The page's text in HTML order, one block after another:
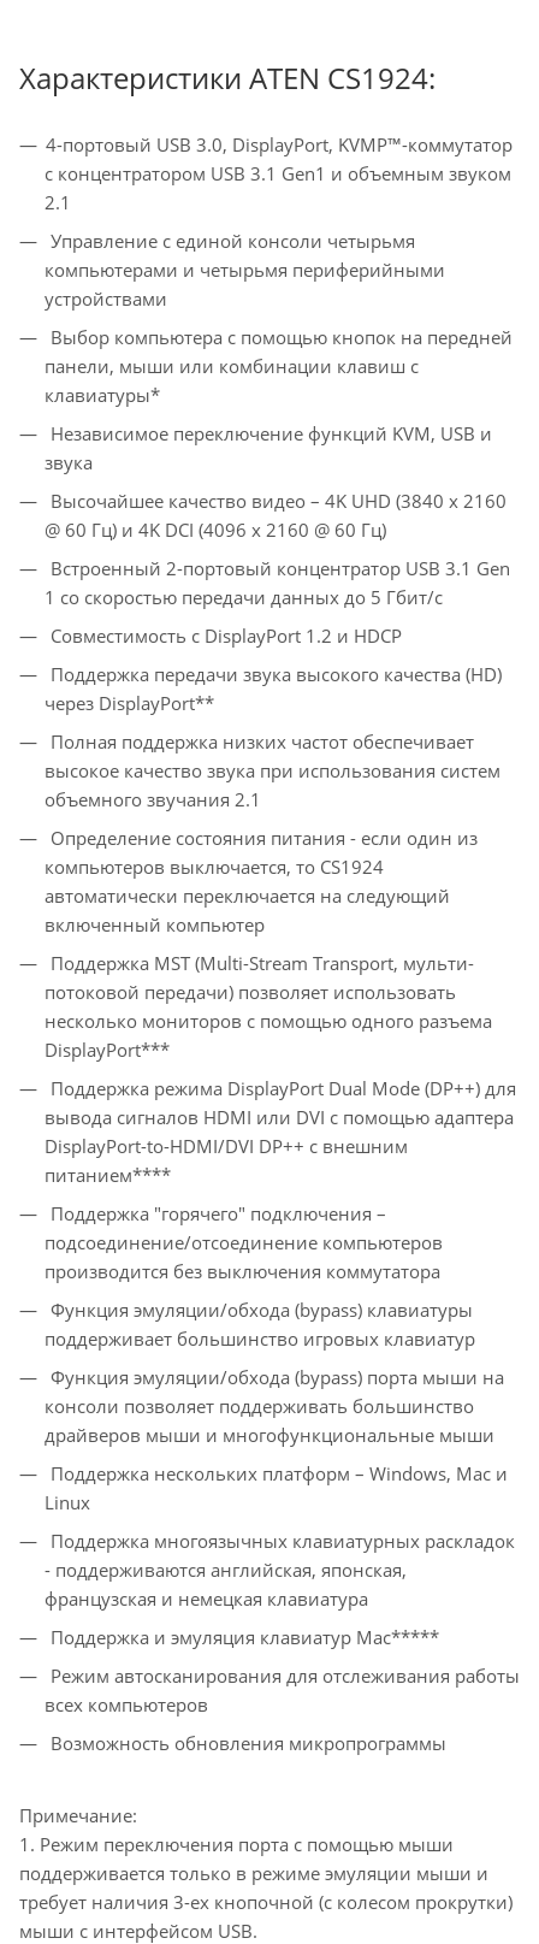
Характеристики ATEN CS1924:
4-портовый USB 3.0, DisplayPort, KVMP™-коммутатор
с концентратором USB 3.1 Gen1 и объемным звуком
2.1
Управление с единой консоли четырьмя
компьютерами и четырьмя периферийными
устройствами
Выбор компьютера с помощью кнопок на передней
панели, мыши или комбинации клавиш с
клавиатуры*
Независимое переключение функций KVM, USB и
звука
Высочайшее качество видео – 4K UHD (3840 x 2160
@ 60 Гц) и 4K DCI (4096 x 2160 @ 60 Гц)
Встроенный 2-портовый концентратор USB 3.1 Gen
1 со скоростью передачи данных до 5 Гбит/с
Совместимость с DisplayPort 1.2 и HDCP
Поддержка передачи звука высокого качества (HD)
через DisplayPort**
Полная поддержка низких частот обеспечивает
высокое качество звука при использования систем
объемного звучания 2.1
Определение состояния питания - если один из
компьютеров выключается, то CS1924
автоматически переключается на следующий
включенный компьютер
Поддержка MST (Multi-Stream Transport, мульти-
потоковой передачи) позволяет использовать
несколько мониторов с помощью одного разъема
DisplayPort***
Поддержка режима DisplayPort Dual Mode (DP++) для
вывода сигналов HDMI или DVI с помощью адаптера
DisplayPort-to-HDMI/DVI DP++ с внешним
питанием****
Поддержка "горячего" подключения –
подсоединение/отсоединение компьютеров
производится без выключения коммутатора
Функция эмуляции/обхода (bypass) клавиатуры
поддерживает большинство игровых клавиатур
Функция эмуляции/обхода (bypass) порта мыши на
консоли позволяет поддерживать большинство
драйверов мыши и многофункциональные мыши
Поддержка нескольких платформ – Windows, Mac и
Linux
Поддержка многоязычных клавиатурных раскладок
- поддерживаются английская, японская,
французская и немецкая клавиатура
Поддержка и эмуляция клавиатур Mac*****
Режим автосканирования для отслеживания работы
всех компьютеров
Возможность обновления микропрограммы
Примечание:
1. Режим переключения порта с помощью мыши
поддерживается только в режиме эмуляции мыши и
требует наличия 3-ех кнопочной (с колесом прокрутки)
мыши с интерфейсом USB.